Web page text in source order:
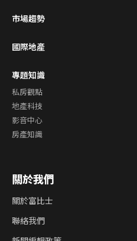
市場趨勢
國際地產
專題知識
私房觀點
地產科技
影音中心
房產知識
關於我們
關於富比士
聯絡我們